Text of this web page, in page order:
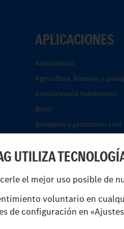
UTILIZA
el mejor uso posible de
voluntario en
de configuración en
APLICACIONES
Aeropuertos
Agricultura, bosques y
Autocaravana todoterreno
Bivial
Bomberos y protección civil
Energía
residuos
Tráfico de reparto